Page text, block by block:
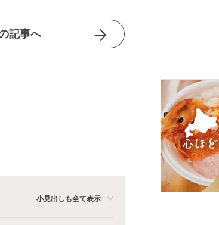
記事へ
小見出しも全て表示